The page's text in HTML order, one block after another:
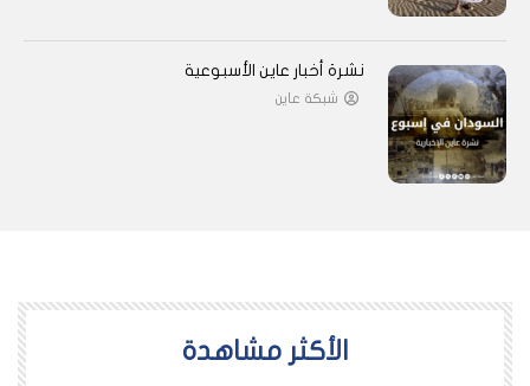
نشرة أخبار عاين الأسبوعية
شبكة عاين
اﻷكثر مشاهدة